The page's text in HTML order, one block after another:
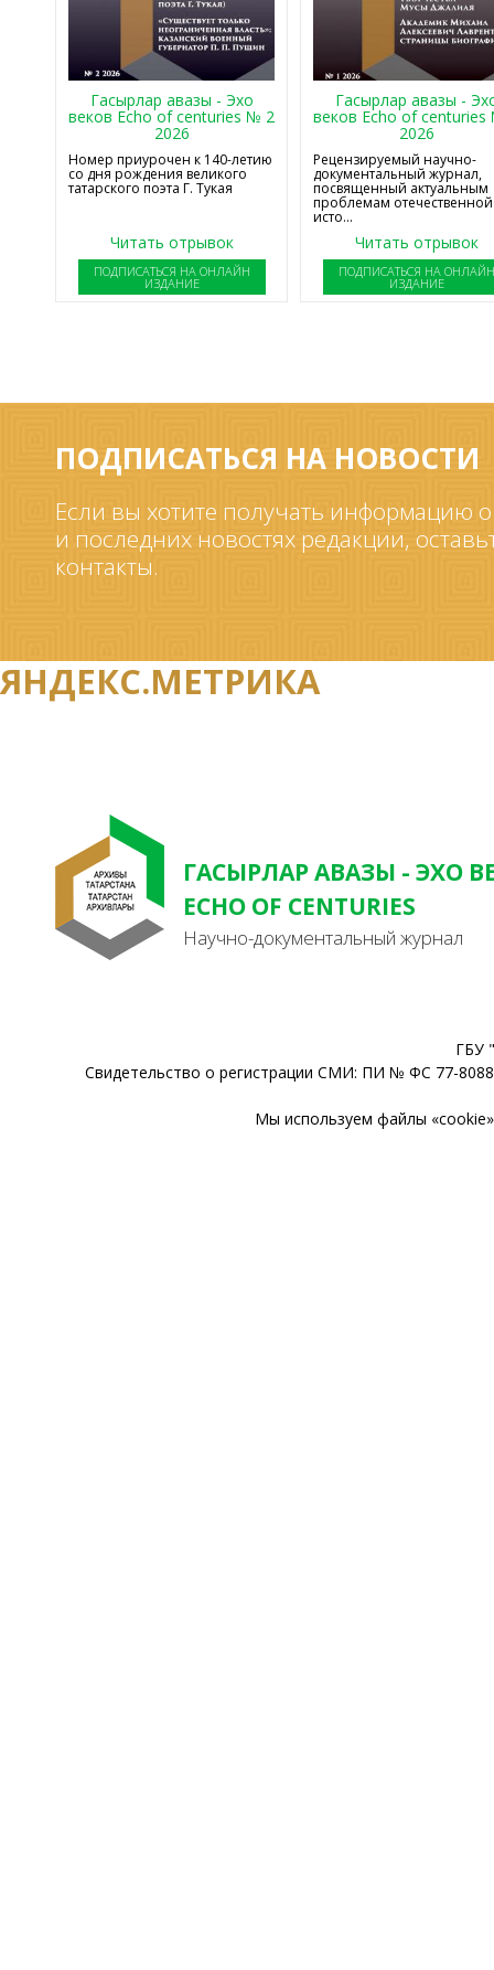
Гасырлар авазы - Эхо
веков Echo of centuries № 2
2026
Номер приурочен к 140-летию
со дня рождения великого
татарского поэта Г. Тукая
Читать отрывок
ПОДПИСАТЬСЯ НА ОНЛАЙН
ИЗДАНИЕ
Гасырлар авазы -
веков Echo of
2026
Рецензируемый научно-
документальный журнал,
посвященный актуальным
проблемам отечественной
исто...
Читать отрывок
ПОДПИСАТЬСЯ НА
ИЗДАНИЕ
ПОДПИСАТЬСЯ НА НОВОСТИ
Если вы хотите получать информацию
и последних новостях редакции,
контакты.
ЯНДЕКС.МЕТРИКА
ГАСЫРЛАР АВАЗЫ - ЭХО
ECHO OF CENTURIES
Научно-документальный журнал
ГБУ
Свидетельство о регистрации СМИ: ПИ № ФС 77-
Мы используем файлы «cookie»